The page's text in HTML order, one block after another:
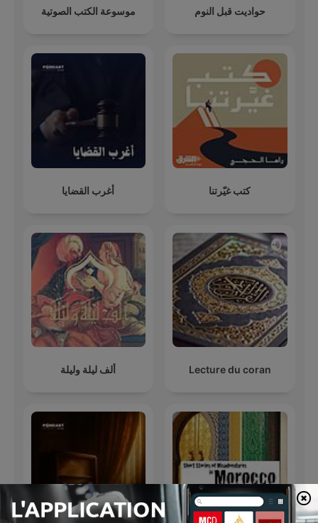
موسوعة الكتب الصوتية حواديت قبل النوم
أغرب القضايا كتب غيّرتنا
ألف ليلة وليلة Lecture du coran